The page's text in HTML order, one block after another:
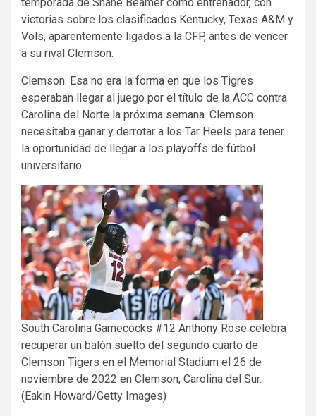
temporada de Shane Beamer como entrenador, con
victorias sobre los clasificados Kentucky, Texas A&M y
Vols, aparentemente ligados a la CFP, antes de vencer
a su rival Clemson.
Clemson: Esa no era la forma en que los Tigres
esperaban llegar al juego por el título de la ACC contra
Carolina del Norte la próxima semana. Clemson
necesitaba ganar y derrotar a los Tar Heels para tener
la oportunidad de llegar a los playoffs de fútbol
universitario.
South Carolina Gamecocks #12 Anthony Rose celebra
recuperar un balón suelto del segundo cuarto de
Clemson Tigers en el Memorial Stadium el 26 de
noviembre de 2022 en Clemson, Carolina del Sur.
(Eakin Howard/Getty Images)